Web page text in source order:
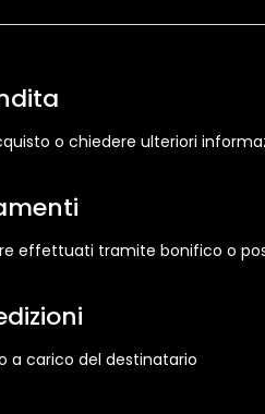
o chiedere ulteriori
effettuati tramite bonifico o
a carico del destinatario